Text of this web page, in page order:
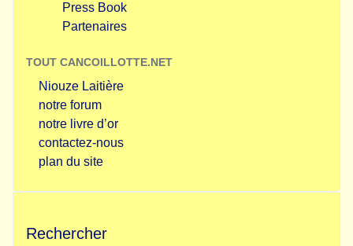
Press Book
Partenaires
TOUT CANCOILLOTTE.NET
Niouze Laitière
notre forum
notre livre d’or
contactez-nous
plan du site
Rechercher